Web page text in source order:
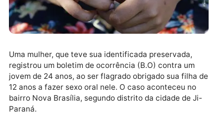
Uma mulher, que teve sua identificada preservada,
registrou um boletim de ocorrência (B.O) contra um
jovem de 24 anos, ao ser flagrado obrigado sua filha